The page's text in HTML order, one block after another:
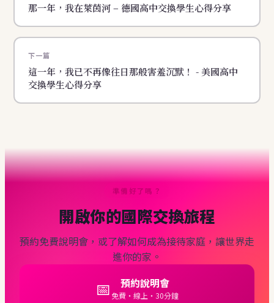
那一年，我在萊茵河 – 德國高中交換學生心得分享
下一篇
這一年，我已不再像往日那般害羞沉默！ - 美國高中
交換學生心得分享
準備好了嗎？
開啟你的國際交換旅程
預約免費說明會，或了解如何成為接待家庭，讓世界走
進你的家。
📅 預約說明會
免費・線上・30分鐘